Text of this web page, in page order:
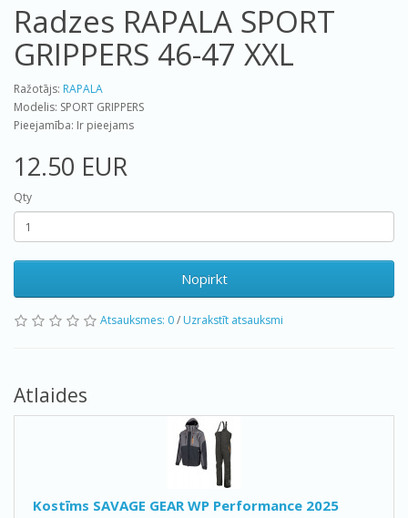
Radzes RAPALA SPORT
GRIPPERS 46-47 XXL
Ražotājs: RAPALA
Modelis: SPORT GRIPPERS
Pieejamība: Ir pieejams
12.50 EUR
Qty
Nopirkt
Atsauksmes: 0/ Uzrakstīt atsauksmi
Atlaides
Kostīms SAVAGE GEAR WP Performance 2025